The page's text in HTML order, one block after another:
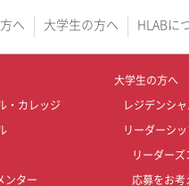
へ 大学生の方へ HLABに
・カレッジ
ンター
大学生の方へ
レジデンシ
リーダーシ
リーダーズ
応募をお考